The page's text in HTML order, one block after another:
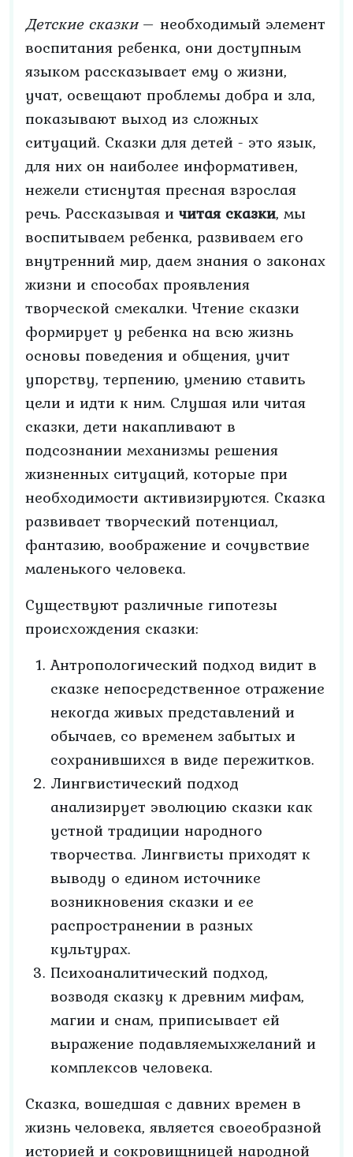
Детские сказки– необходимый элемент
воспитания ребенка, они доступным
языком рассказывает ему о жизни,
учат, освещают проблемы добра и зла,
показывают выход из сложных
ситуаций. Сказки для детей - это язык,
для них он наиболее информативен,
нежели стиснутая пресная взрослая
речь. Рассказывая и читая сказки, мы
воспитываем ребенка, развиваем его
внутренний мир, даем знания о законах
жизни и способах проявления
творческой смекалки. Чтение сказки
формирует у ребенка на всю жизнь
основы поведения и общения, учит
упорству, терпению, умению ставить
цели и идти к ним. Слушая или читая
сказки, дети накапливают в
подсознании механизмы решения
жизненных ситуаций, которые при
необходимости активизируются. Сказка
развивает творческий потенциал,
фантазию, воображение и сочувствие
маленького человека.
Существуют различные гипотезы
происхождения сказки:
Антропологический подход видит в
сказке непосредственное отражение
некогда живых представлений и
обычаев, со временем забытых и
сохранившихся в виде пережитков.
Лингвистический подход
анализирует эволюцию сказки как
устной традиции народного
творчества. Лингвисты приходят к
выводу о едином источнике
возникновения сказки и ее
распространении в разных
культурах.
Психоаналитический подход,
возводя сказку к древним мифам,
магии и снам, приписывает ей
выражение подавляемыхжеланий и
комплексов человека.
Сказка, вошедшая с давних времен в
жизнь человека, является своеобразной
историей и сокровищницей народной